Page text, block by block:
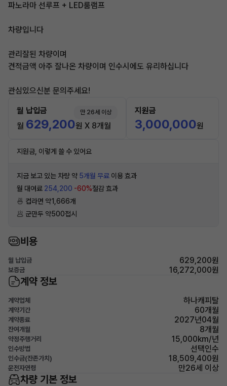
파노라마 선루프 + LED룸램프
차량입니다
관리잘된 차량이며
견적금액 아주 잘나온 차량이며 인수시에도 유리하십니다
관심있으신분 문의주세요!
월 납입금 만 26세 이상
월 629,200원 X 8개월
지원금
3,000,000원
지원금, 이렇게 쓸 수 있어요
지금 보고 있는 차량 약 5개월 무료 이용 효과
월 대여료 254,200 -60%절감 효과
🍜 컵라면 약1,666개
🥟 군만두 약500접시
비용
월 납입금 629,200원
보증금 16,272,000원
계약 정보
계약업체 하나캐피탈
계약기간 60개월
계약종료 2027년04월
잔여개월 8개월
약정주행거리 15,000km/년
인수방법 선택인수
인수금(잔존가치) 18,509,400원
운전자연령 만26세 이상
차량 기본 정보